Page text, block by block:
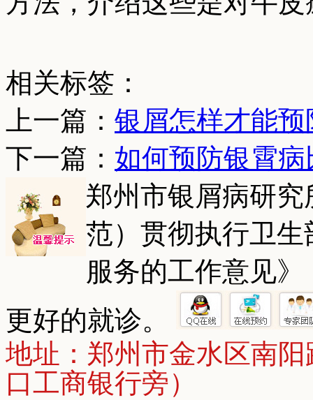
相关标签：
上一篇： 银屑怎样才能预
下一篇： 如何预防银霄病
郑州市银屑病研
范）贯彻执行卫
服务的工作意见
更好的就诊。
地址：郑州市金水区南
口工商银行旁）